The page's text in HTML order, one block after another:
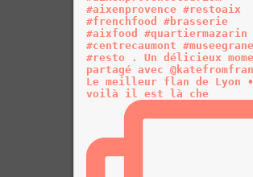
Le meilleur flan de Lyon •
voilà il est là che